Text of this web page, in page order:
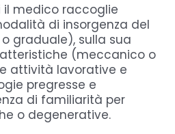
il medico raccoglie
di insorgenza del
graduale), sulla sua
(meccanico o
attività lavorative e
pregresse e
di familiarità per
o degenerative.